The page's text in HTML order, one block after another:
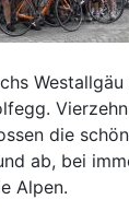
Vierzehn
die
ab, bei
Alpen.